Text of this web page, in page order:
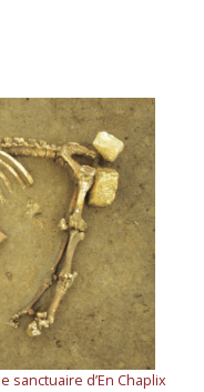
sanctuaire d’En Chaplix